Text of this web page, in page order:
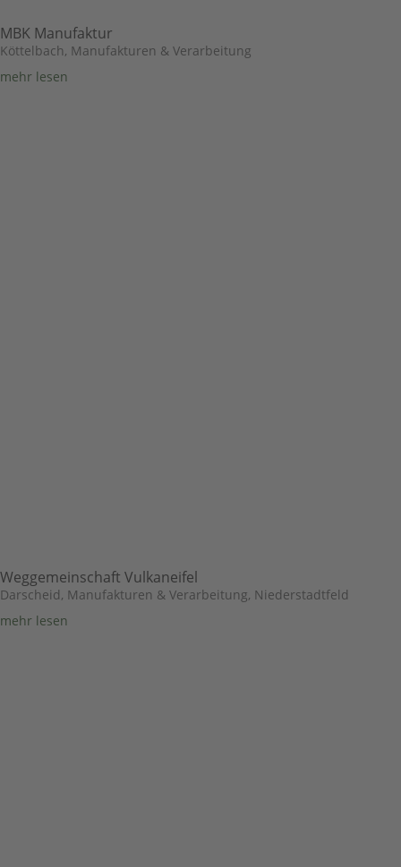
MBK Manufaktur
Köttelbach, Manufakturen & Verarbeitung
mehr lesen
Weggemeinschaft Vulkaneifel
Darscheid, Manufakturen & Verarbeitung, Niederstadtfeld
mehr lesen